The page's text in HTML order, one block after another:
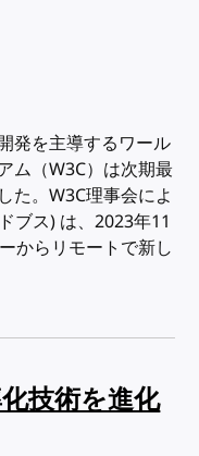
発を主導するワール
ム（W3C）は次期最
た。W3C理事会によ
ブス) は、2023年11
からリモートで新し
技術を進化